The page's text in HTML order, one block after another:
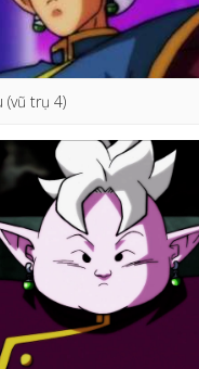
(vũ trụ 4)